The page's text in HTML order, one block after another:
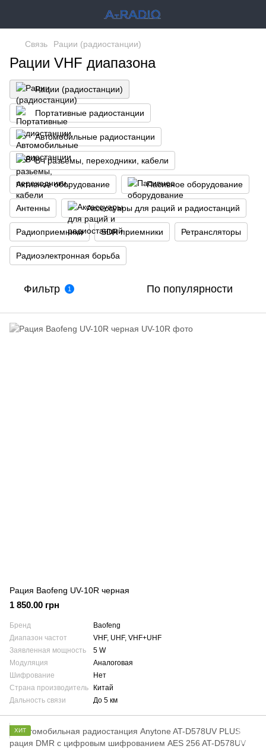
Связь Рации (радиостанции)
Рации VHF диапазона
Рации (радиостанции)
Портативные радиостанции
Автомобильные радиостанции
ВЧ разьемы, переходники, кабели
Активное оборудование Пасивное оборудование
Антенны Аксессуары для раций и радиостанций
Радиоприемники SDR приемники Ретрансляторы
Радиоэлектронная борьба
Фильтр 1 По популярности
Рация Baofeng UV-10R черная
1 850.00 грн
Бренд
Baofeng
Диапазон частот
VHF, UHF, VHF+UHF
Заявленная мощность
5 W
Модуляция
Аналоговая
Шифрование
Нет
Страна производитель
Китай
Дальность связи
До 5 км
ХИТ